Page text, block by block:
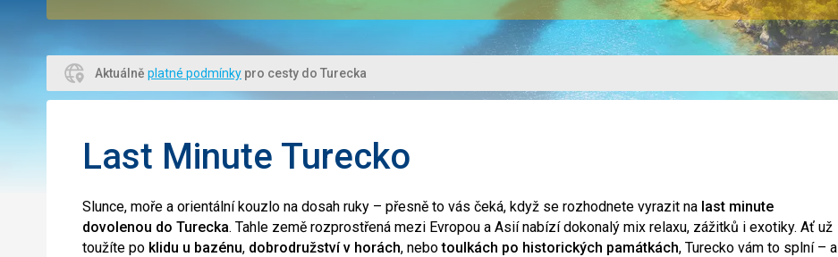
Aktuálně platné podmínky pro cesty do Turecka
Last Minute Turecko
Slunce, moře a orientální kouzlo na dosah ruky – přesně to vás čeká, když se rozhodnete vyrazit na last minute
dovolenou do Turecka. Tahle země rozprostřená mezi Evropou a Asií nabízí dokonalý mix relaxu, zážitků i exotiky. Ať už
toužíte po klidu u bazénu, dobrodružství v horách, nebotoulkách po historických památkách, Turecko vám to splní – a